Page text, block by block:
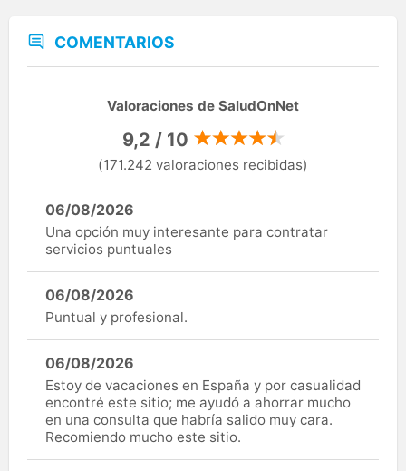
COMENTARIOS
Valoraciones de SaludOnNet
9,2 / 10
(171.242 valoraciones recibidas)
06/08/2026
Una opción muy interesante para contratar
servicios puntuales
06/08/2026
Puntual y profesional.
06/08/2026
Estoy de vacaciones en España y por casualidad
encontré este sitio; me ayudó a ahorrar mucho
en una consulta que habría salido muy cara.
Recomiendo mucho este sitio.